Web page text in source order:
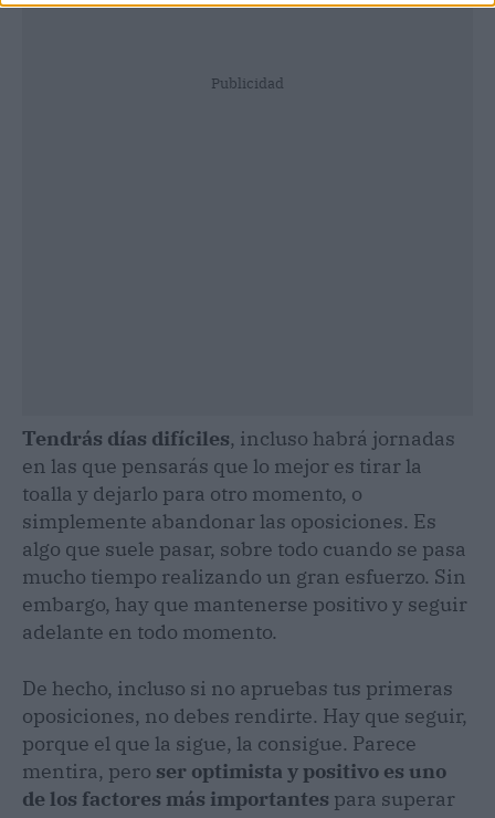
Publicidad
Tendrás días difíciles, incluso habrá jornadas
en las que pensarás que lo mejor es tirar la
toalla y dejarlo para otro momento, o
simplemente abandonar las oposiciones. Es
algo que suele pasar, sobre todo cuando se pasa
mucho tiempo realizando un gran esfuerzo. Sin
embargo, hay que mantenerse positivo y seguir
adelante en todo momento.
De hecho, incluso si no apruebas tus primeras
oposiciones, no debes rendirte. Hay que seguir,
porque el que la sigue, la consigue. Parece
mentira, pero ser optimista y positivo es uno
de los factores más importantes para superar